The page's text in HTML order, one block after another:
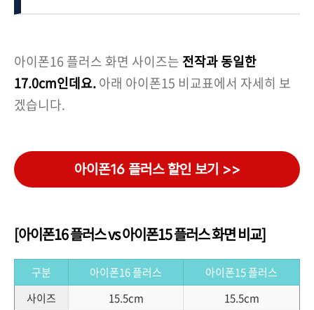
아이폰16 플러스 화면 사이즈는 전작과 동일한
17.0cm인데요.아래 아이폰15 비교표에서 자세히 보
겠습니다.
아이폰16 플러스 할인 보기 >>
[아이폰16 플러스 vs 아이폰15 플러스 화면 비교]
구분 아이폰16 플러스
아이폰15 플러스
사이즈
15.5cm
15.5cm